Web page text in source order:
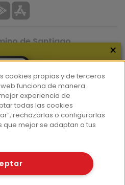
de Santiago
×
cookies propias y de terceros
funciona de manera
experiencia de
todas las cookies
rechazarlas o configurarlas
mejor se adaptan a tus